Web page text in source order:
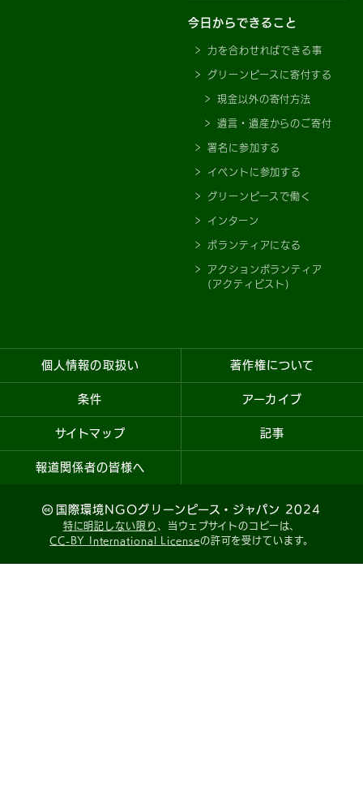
今日からできること
力を合わせればできる事
グリーンピースに寄付する
現金以外の寄付方法
遺言・遺産からのご寄付
署名に参加する
イベントに参加する
グリーンピースで働く
インターン
ボランティアになる
アクションボランティア
(アクティビスト)
個人情報の取扱い 著作権について
条件 アーカイブ
サイトマップ 記事
報道関係者の皆様へ
国際環境NGOグリーンピース・ジャパン 2024
特に明記しない限り 、当ウェブサイトのコピーは、
CC-BY International Licenseの許可を受けています。